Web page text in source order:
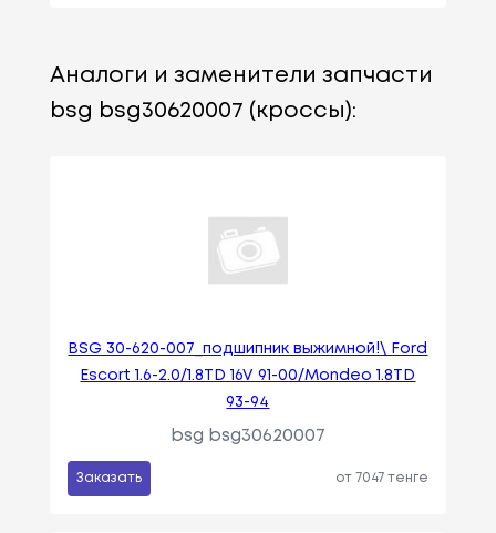
Аналоги и заменители запчасти
bsg bsg30620007 (кроссы):
BSG 30-620-007_подшипник выжимной!\ Ford
Escort 1.6-2.0/1.8TD 16V 91-00/Mondeo 1.8TD
93-94
bsg bsg30620007
Заказать от 7047 тенге